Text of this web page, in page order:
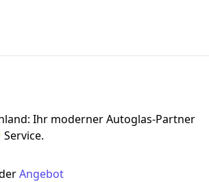
Ihr moderner Autoglas-Partner
Angebot